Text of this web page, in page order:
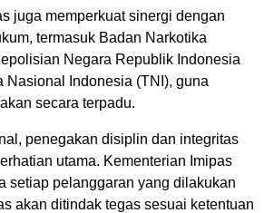
juga memperkuat sinergi dengan
termasuk Badan Narkotika
Negara Republik Indonesia
Nasional Indonesia (TNI), guna
secara terpadu.
penegakan disiplin dan integritas
utama. Kementerian Imipas
setiap pelanggaran yang dilakukan
akan ditindak tegas sesuai ketentuan